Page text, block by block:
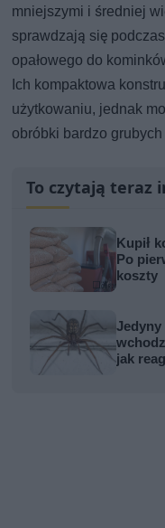
mniejszymi i średniej
sprawdzają się
opałowego do
Ich kompaktowa
użytkowaniu, jednak
obróbki bardzo
To czytają teraz
Kupił
Po
koszty
Jedyny
jak